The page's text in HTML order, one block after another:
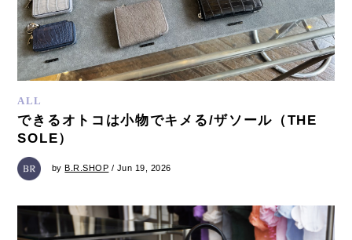
ALL
できるオトコは小物でキメる/ザソール（THE
SOLE）
byB.R.SHOP / Jun 19, 2026